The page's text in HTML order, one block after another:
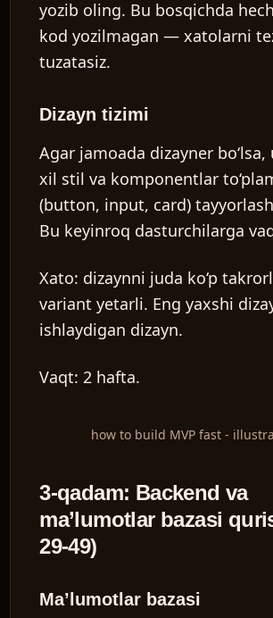
yozib oling. Bu bosqichda
kod yozilmagan — xatolarni
tuzatasiz.
Dizayn tizimi
Agar jamoada dizayner
xil stil va komponentlar
(button, input, card)
Bu keyinroq dasturchilarga
Xato: dizaynni juda ko‘p
variant yetarli. Eng yaxshi
ishlaydigan dizayn.
Vaqt: 2 hafta.
how to build MVP fast -
3-qadam: Backend va
ma’lumotlar bazasi
29-49)
Ma’lumotlar bazasi